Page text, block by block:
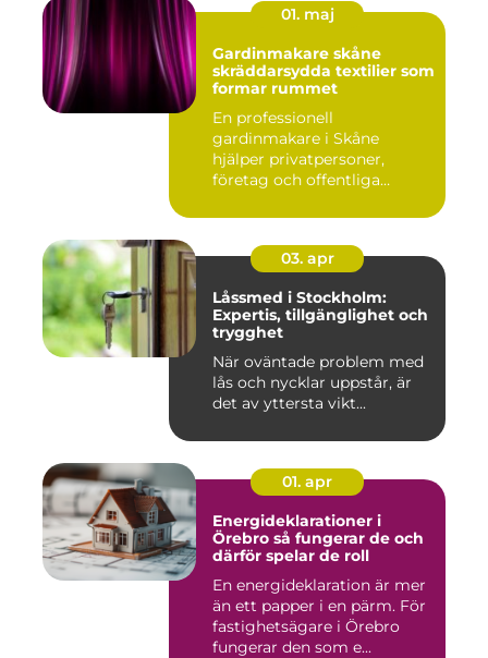
01. maj
Gardinmakare skåne
skräddarsydda textilier som
formar rummet
En professionell
gardinmakare i Skåne
hjälper privatpersoner,
företag och offentliga
03. apr
Låssmed i Stockholm:
Expertis, tillgänglighet och
trygghet
När oväntade problem med
lås och nycklar uppstår, är
det av yttersta vikt...
01. apr
Energideklarationer i
Örebro så fungerar de och
därför spelar de roll
En energideklaration är mer
än ett papper i en pärm. För
fastighetsägare i Örebro
fungerar den som e...